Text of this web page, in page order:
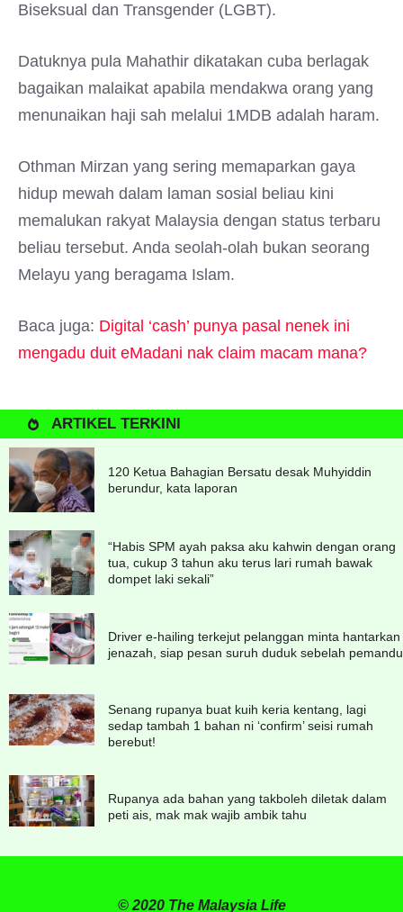
Biseksual dan Transgender (LGBT).
Datuknya pula Mahathir dikatakan cuba berlagak
bagaikan malaikat apabila mendakwa orang yang
menunaikan haji sah melalui 1MDB adalah haram.
Othman Mirzan yang sering memaparkan gaya
hidup mewah dalam laman sosial beliau kini
memalukan rakyat Malaysia dengan status terbaru
beliau tersebut. Anda seolah-olah bukan seorang
Melayu yang beragama Islam.
Baca juga: Digital ‘cash’ punya pasal nenek ini
mengadu duit eMadani nak claim macam mana?
ARTIKEL TERKINI
120 Ketua Bahagian Bersatu desak Muhyiddin
berundur, kata laporan
“Habis SPM ayah paksa aku kahwin dengan orang
tua, cukup 3 tahun aku terus lari rumah bawak
dompet laki sekali”
Driver e-hailing terkejut pelanggan minta hantarkan
jenazah, siap pesan suruh duduk sebelah pemandu
Senang rupanya buat kuih keria kentang, lagi
sedap tambah 1 bahan ni ‘confirm’ seisi rumah
berebut!
Rupanya ada bahan yang takboleh diletak dalam
peti ais, mak mak wajib ambik tahu
© 2020 The Malaysia Life